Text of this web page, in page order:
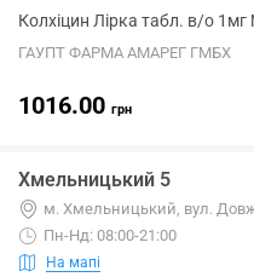
Колхіцин Лірка табл. в/о
ГАУПТ ФАРМА АМАРЕГ ГМБХ
1016.00 грн
Хмельницький 5
м. Хмельницький, вул.
Пн-Нд: 08:00-21:00
На мапі